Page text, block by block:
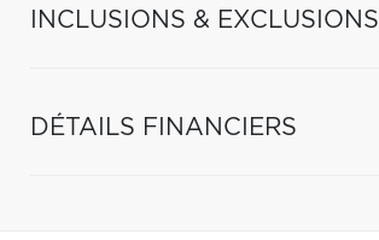
INCLUSIONS & EXCLUSIONS
DÉTAILS FINANCIERS